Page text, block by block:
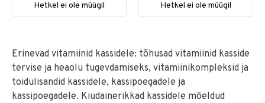
Hetkel ei ole müügil
Hetkel ei ole müügil
Erinevad vitamiinid kassidele: tõhusad vitamiinid kasside
tervise ja heaolu tugevdamiseks, vitamiinikompleksid ja
toidulisandid kassidele, kassipoegadele ja
kassipoegadele. Kiudainerikkad kassidele mõeldud